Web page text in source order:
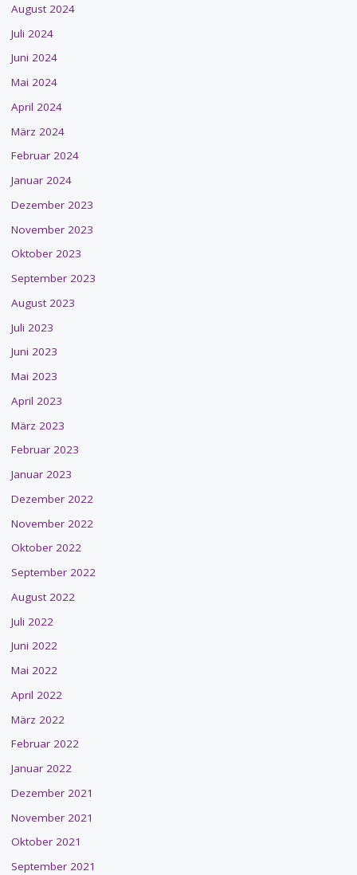
August 2024
Juli 2024
Juni 2024
Mai 2024
April 2024
März 2024
Februar 2024
Januar 2024
Dezember 2023
November 2023
Oktober 2023
September 2023
August 2023
Juli 2023
Juni 2023
Mai 2023
April 2023
März 2023
Februar 2023
Januar 2023
Dezember 2022
November 2022
Oktober 2022
September 2022
August 2022
Juli 2022
Juni 2022
Mai 2022
April 2022
März 2022
Februar 2022
Januar 2022
Dezember 2021
November 2021
Oktober 2021
September 2021